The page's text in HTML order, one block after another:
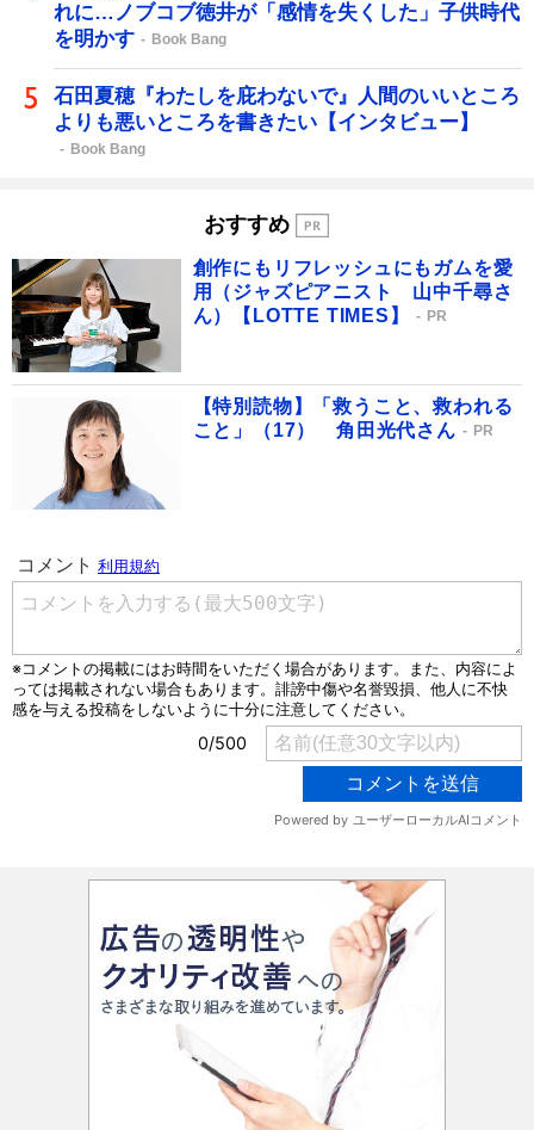
れに…ノブコブ徳井が「感情を失くした」子供時代
を明かす
Book Bang
石田夏穂『わたしを庇わないで』人間のいいところ
よりも悪いところを書きたい【インタビュー】
Book Bang
おすすめ
創作にもリフレッシュにもガムを愛
用（ジャズピアニスト 山中千尋さ
ん）【LOTTE TIMES】
PR
【特別読物】「救うこと、救われる
こと」（17） 角田光代さん
PR